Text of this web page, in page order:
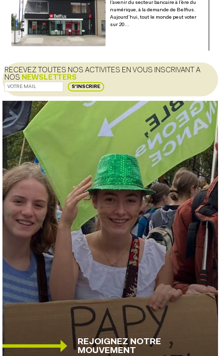
l’avenir du secteur bancaire à l’ère du
numérique, à la demande de Belfius.
Aujourd’hui, tout le monde peut voter
sur 20…
RECEVEZ TOUTES NOS ACTIVITES EN VOUS INSCRIVANT A
NOS NEWSLETTERS
S'INSCRIRE
REJOIGNEZ NOTRE
MOUVEMENT